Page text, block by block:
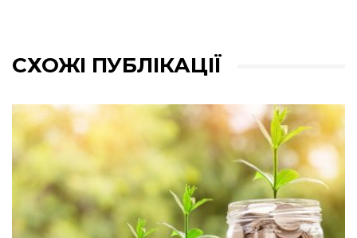
СХОЖІ ПУБЛІКАЦІЇ